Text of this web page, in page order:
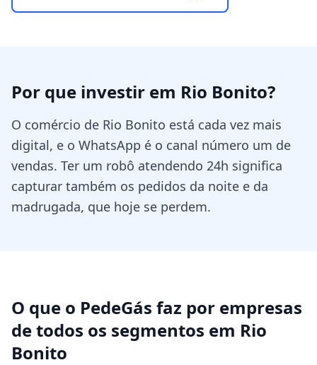
Por que investir em Rio Bonito?
O comércio de Rio Bonito está cada vez mais
digital, e o WhatsApp é o canal número um de
vendas. Ter um robô atendendo 24h significa
capturar também os pedidos da noite e da
madrugada, que hoje se perdem.
O que o PedeGás faz por empresas
de todos os segmentos em Rio
Bonito